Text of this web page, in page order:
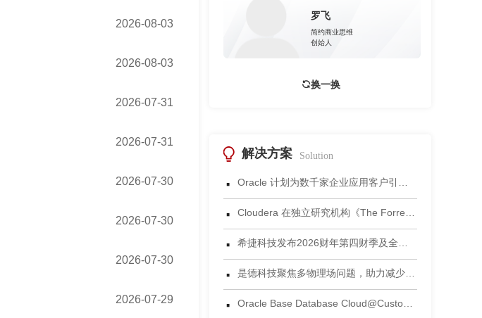
2026-08-03
2026-08-03
2026-07-31
2026-07-31
2026-07-30
2026-07-30
2026-07-30
2026-07-29
罗飞
简约商业思维
创始人
换一换
解决方案 Solution
·
·
·
·
·